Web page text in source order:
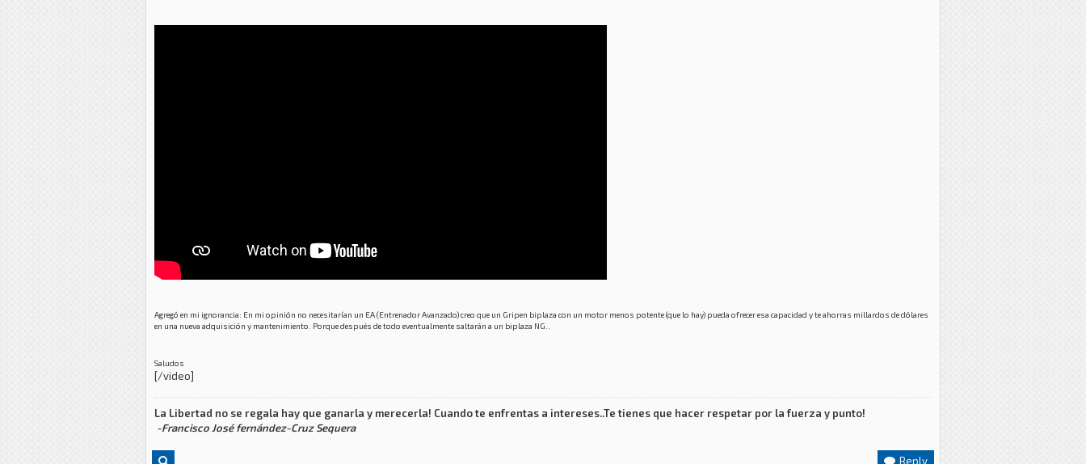
Agregó en mi ignorancia: En mi opinión no necesitarían un EA (Entrenador Avanzado) creo que un Gripen biplaza con un motor menos potente (que lo hay) pueda ofrecer esa capacidad y te ahorras millardos de dólares
en una nueva adquisición y mantenimiento. Porque después de todo eventualmente saltarán a un biplaza NG..
Saludos
[/video]
La Libertad no se regala hay que ganarla y merecerla! Cuando te enfrentas a intereses..Te tienes que hacer respetar por la fuerza y punto!
-Francisco José fernández-Cruz Sequera
Reply